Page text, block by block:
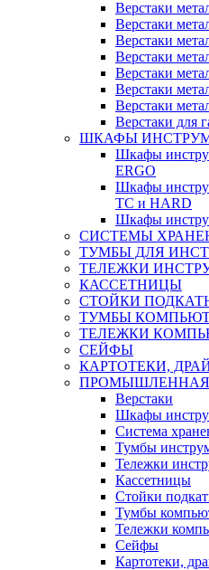
Верстаки
Верстаки
Верстаки
Верстаки
Верстаки
Верстаки
Верстаки
Верстаки для
ШКАФЫ
Шкафы
ERGO
Шкафы
ТС и HARD
Шкафы
СИСТЕМЫ
ТУМБЫ ДЛЯ
ТЕЛЕЖКИ
КАССЕТНИЦЫ
СТОЙКИ
ТУМБЫ
ТЕЛЕЖКИ
СЕЙФЫ
КАРТОТЕКИ,
ПРОМЫШЛЕННАЯ
Верстаки
Шкафы
Система
Тумбы
Тележки
Кассетницы
Стойки
Тумбы
Тележки
Сейфы
Картотеки,